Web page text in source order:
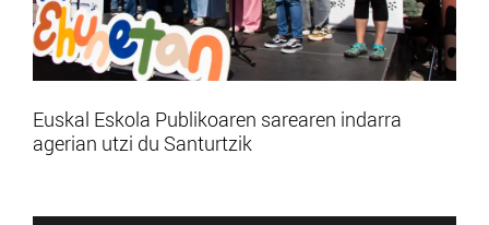
Euskal Eskola Publikoaren sarearen indarra
agerian utzi du Santurtzik